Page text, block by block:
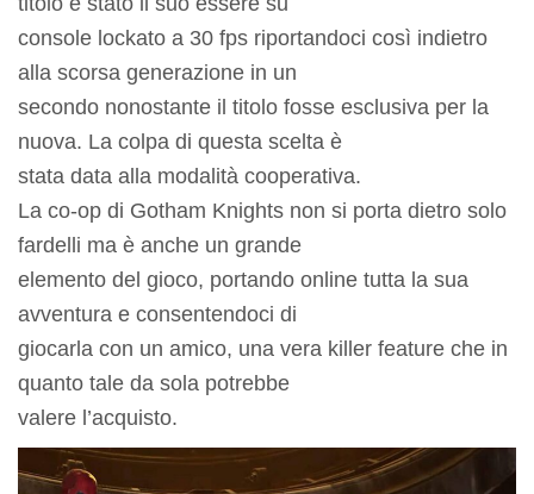
console lockato a 30 fps riportandoci così indietro
alla scorsa generazione in un
secondo nonostante il titolo fosse esclusiva per la
nuova. La colpa di questa scelta è
stata data alla modalità cooperativa.
La co-op di Gotham Knights non si porta dietro solo
fardelli ma è anche un grande
elemento del gioco, portando online tutta la sua
avventura e consentendoci di
giocarla con un amico, una vera killer feature che in
quanto tale da sola potrebbe
valere l’acquisto.